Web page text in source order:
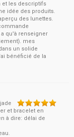
et les descriptifs
idée des produits.
des lunettes.
qu'à renseigner
mes
un solide
bénéficié de la
et bracelet en
à dire: délai de